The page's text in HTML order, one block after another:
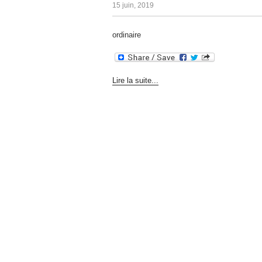
15 juin, 2019
ordinaire
Lire la suite...